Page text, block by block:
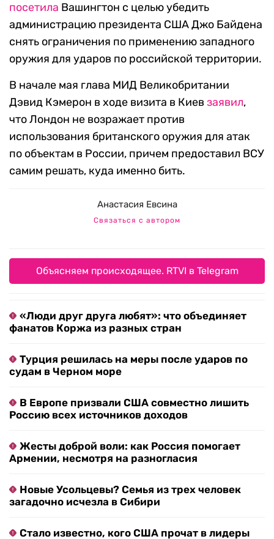
посетила Вашингтон с целью убедить
администрацию президента США Джо Байдена
снять ограничения по применению западного
оружия для ударов по российской территории.
В начале мая глава МИД Великобритании
Дэвид Кэмерон в ходе визита в Киев заявил,
что Лондон не возражает против
использования британского оружия для атак
по объектам в России, причем предоставил ВСУ
самим решать, куда именно бить.
Анастасия Евсина
Связаться с автором
Объясняем происходящее. RTVI в Telegram
«Люди друг друга любят»: что объединяет
фанатов Коржа из разных стран
Турция решилась на меры после ударов по
судам в Черном море
В Европе призвали США совместно лишить
Россию всех источников доходов
Жесты доброй воли: как Россия помогает
Армении, несмотря на разногласия
Новые Усольцевы? Семья из трех человек
загадочно исчезла в Сибири
Стало известно, кого США прочат в лидеры